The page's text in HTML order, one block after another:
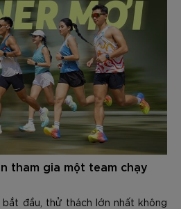
tham gia một team chạy
đầu, thử thách lớn nhất không